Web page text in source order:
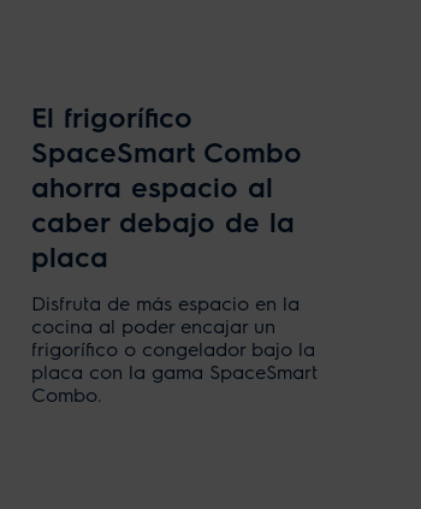
El frigorífico
SpaceSmart Combo
ahorra espacio al
caber debajo de la
placa
Disfruta de más espacio en la
cocina al poder encajar un
frigorífico o congelador bajo la
placa con la gama SpaceSmart
Combo.